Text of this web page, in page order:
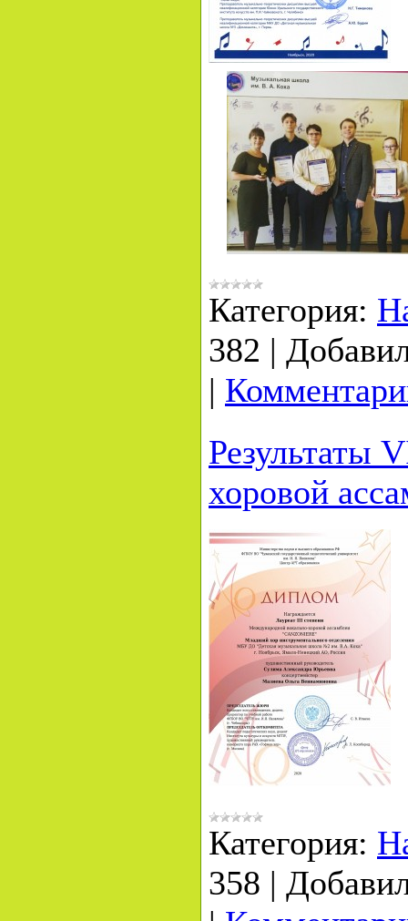
Категория:
382 |
|
Результаты
хоровой
Категория:
358 |